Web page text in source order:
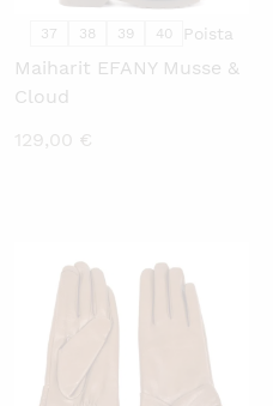
37 38 39 40 Poista
Maiharit EFANY Musse &
Cloud
129,00 €
KATSO PIKANÄKYMÄ